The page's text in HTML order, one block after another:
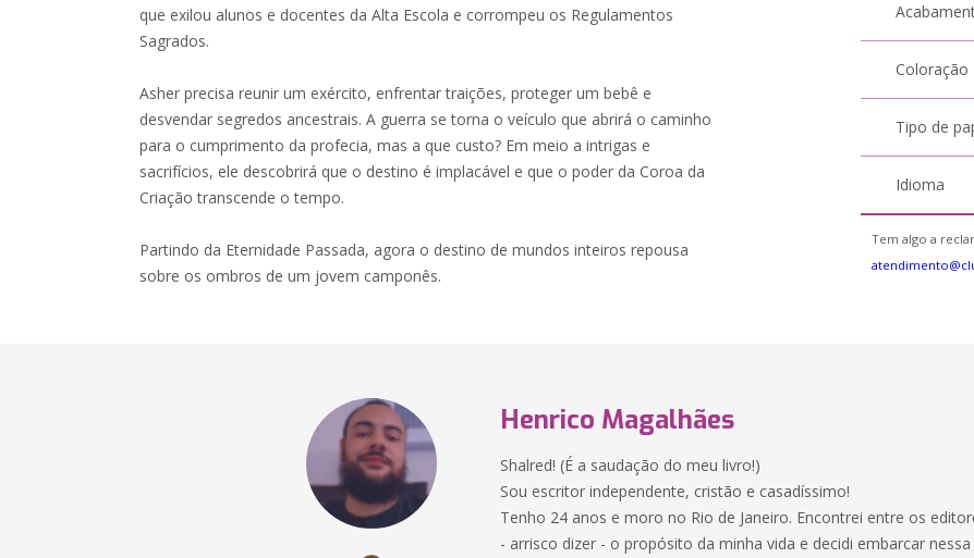
que exilou alunos e docentes da Alta Escola e corrompeu os Regulamentos
Sagrados.
Asher precisa reunir um exército, enfrentar traições, proteger um bebê e
desvendar segredos ancestrais. A guerra se torna o veículo que abrirá o caminho
para o cumprimento da profecia, mas a que custo? Em meio a intrigas e
sacrifícios, ele descobrirá que o destino é implacável e que o poder da Coroa da
Criação transcende o tempo.
Partindo da Eternidade Passada, agora o destino de mundos inteiros repousa
sobre os ombros de um jovem camponês.
Coloração
Tipo de
Idioma
Tem algo a
Henrico Magalhães
Shalred! (É a saudação do meu livro!)
Sou escritor independente, cristão e casadíssimo!
Tenho 24 anos e moro no Rio de Janeiro. Encontrei entre os
- arrisco dizer - o propósito da minha vida e decidi embarcar